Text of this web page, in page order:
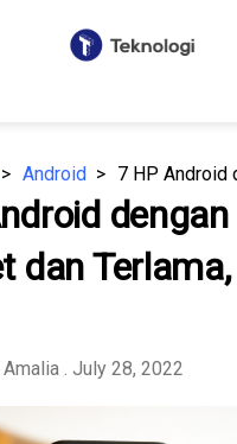
Android
dan
. July 28, 2022